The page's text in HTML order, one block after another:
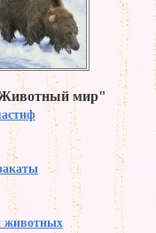
мир"
животных